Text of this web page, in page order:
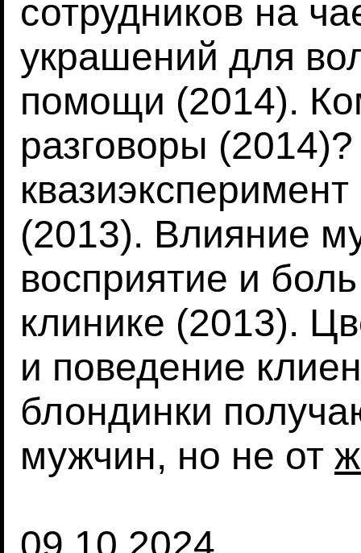
сотрудников на
украшений для
помощи (2014).
разговоры
(2013). Влияние
восприятие и
клинике (2013).
и поведение
блондинки
мужчин, но не от
09.10.2024